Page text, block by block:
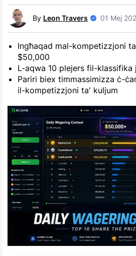
By Leon Travers 01 Mej
Ingħaqad mal-kompetizzjoni
$50,000
L-aqwa 10 plejers fil-
Pariri biex timmassimizza ċ-
il-kompetizzjoni ta' kuljum